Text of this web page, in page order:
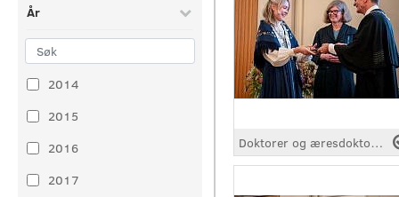
År
2014
2015
2016
2017
Doktorer og æresdoktorer kreert